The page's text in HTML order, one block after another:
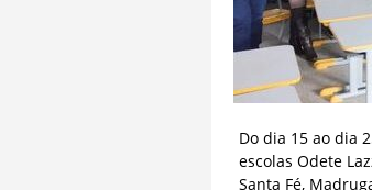
Do dia 15 ao dia
escolas Odete
Santa Fé,